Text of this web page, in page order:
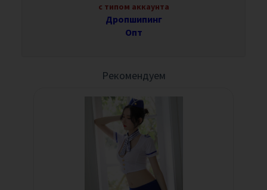
с типом аккаунта
Дропшипинг
Опт
Рекомендуем